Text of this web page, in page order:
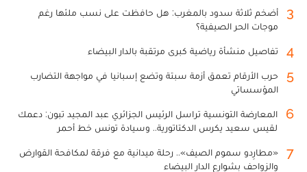
3
أضخم ثلاثة سدود بالمغرب: هل حافظت على نسب ملئها رغم
موجات الحر الصيفية؟
4 تفاصيل منشأة رياضية كبرى مرتقبة بالدار البيضاء
5
حرب الأرقام تعمق أزمة سبتة وتضع إسبانيا في مواجهة التضارب
المؤسساتي
6
المعارضة التونسية تراسل الرئيس الجزائري عبد المجيد تبون: دعمك
لقيس سعيد يكرس الدكتاتورية.. وسيادة تونس خط أحمر
7
«مطارِدو سموم الصيف».. رحلة ميدانية مع فرقة لمكافحة القوارض
والزواحف بشوارع الدار البيضاء